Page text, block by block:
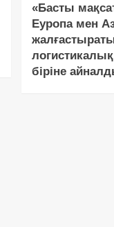
«Басты
Еуропа мен
логистикалық
біріне